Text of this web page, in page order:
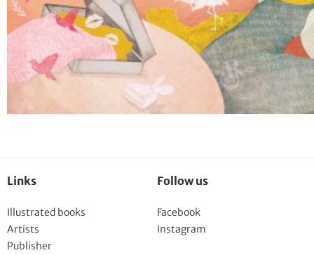
Links
Illustrated books
Artists
Publisher
Follow us
Facebook
Instagram